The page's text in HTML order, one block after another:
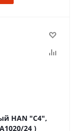
HAN "C4",
24 )